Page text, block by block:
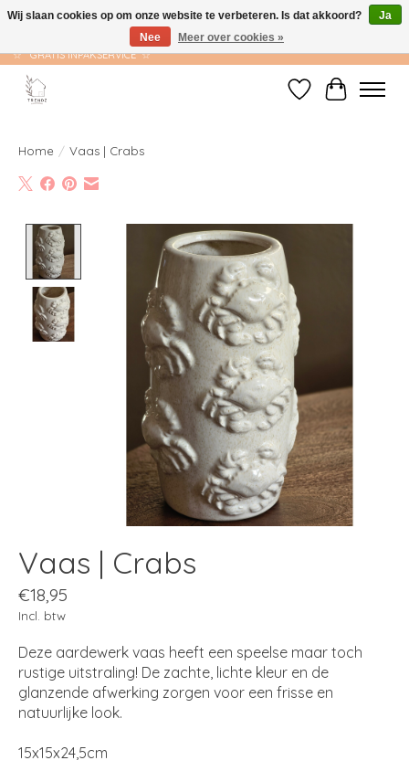
☆ GRATIS VERZENDING VANAF €75 ☆ VERZONDEN BINNEN 1-2 WERKDAGEN
☆ GRATIS INPAKSERVICE ☆
Verlanglijst
Home / Vaas | Crabs
Product image slideshow Items
Vaas | Crabs
€18,95
Incl. btw
Deze aardewerk vaas heeft een speelse maar toch
rustige uitstraling! De zachte, lichte kleur en de
glanzende afwerking zorgen voor een frisse en
natuurlijke look.
15x15x24,5cm
Wij slaan cookies op om onze website te verbeteren. Is dat akkoord?
Ja
Nee
Meer over cookies »